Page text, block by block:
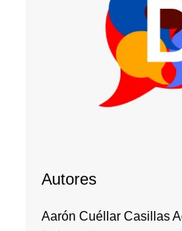
Autores
Aarón Cuéllar Casillas